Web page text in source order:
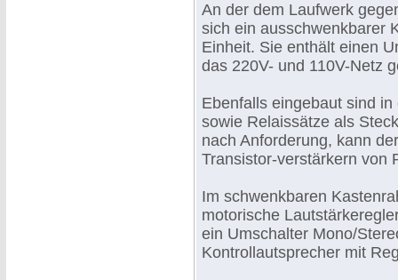
An der dem Laufwerk
sich ein ausschwenkbarer
Einheit. Sie enthält einen
das 220V- und 110V-Netz
Ebenfalls eingebaut sind
sowie Relaissätze als
nach Anforderung, kann
Transistor-verstärkern von
Im schwenkbaren
motorische
ein Umschalter Mono/
Kontrollautsprecher mit